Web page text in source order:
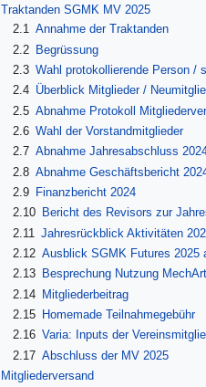
Traktanden SGMK MV 2025
2.1 Annahme der Traktanden
2.2
Begrüssung
2.3 Wahl protokollierende Person /
2.4 Überblick Mitglieder /
2.5 Abnahme Protokoll
2.6 Wahl der Vorstandmitglieder
2.7 Abnahme Jahresabschluss
2.8 Abnahme Geschäftsbericht
2.9
Finanzbericht 2024
2.10
Bericht des Revisors zur
2.11 Jahresrückblick Aktivitäten
2.12 Ausblick SGMK Futures 2025
2.13
Besprechung Nutzung
2.14 Mitgliederbeitrag
2.15
Homemade Teilnahmegebühr
2.16 Varia: Inputs der
2.17 Abschluss der MV 2025
Mitgliederversand